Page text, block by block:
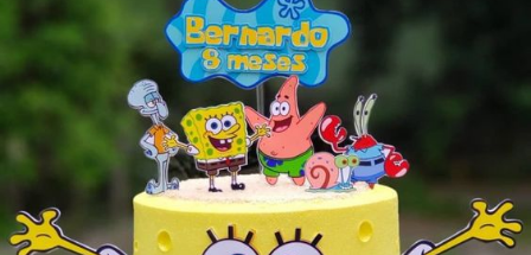
Nos siga no Instagram e veja as tendências
e ideias de festas infantis!